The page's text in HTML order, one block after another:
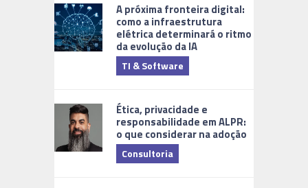
A próxima fronteira digital:
como a infraestrutura
elétrica determinará o ritmo
da evolução da IA
TI & Software
Ética, privacidade e
responsabilidade em ALPR:
o que considerar na adoção
Consultoria